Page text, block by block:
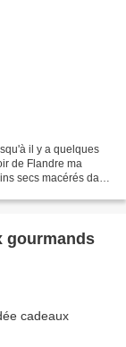
il y a quelques
de Flandre ma
secs macérés dans
gourmands